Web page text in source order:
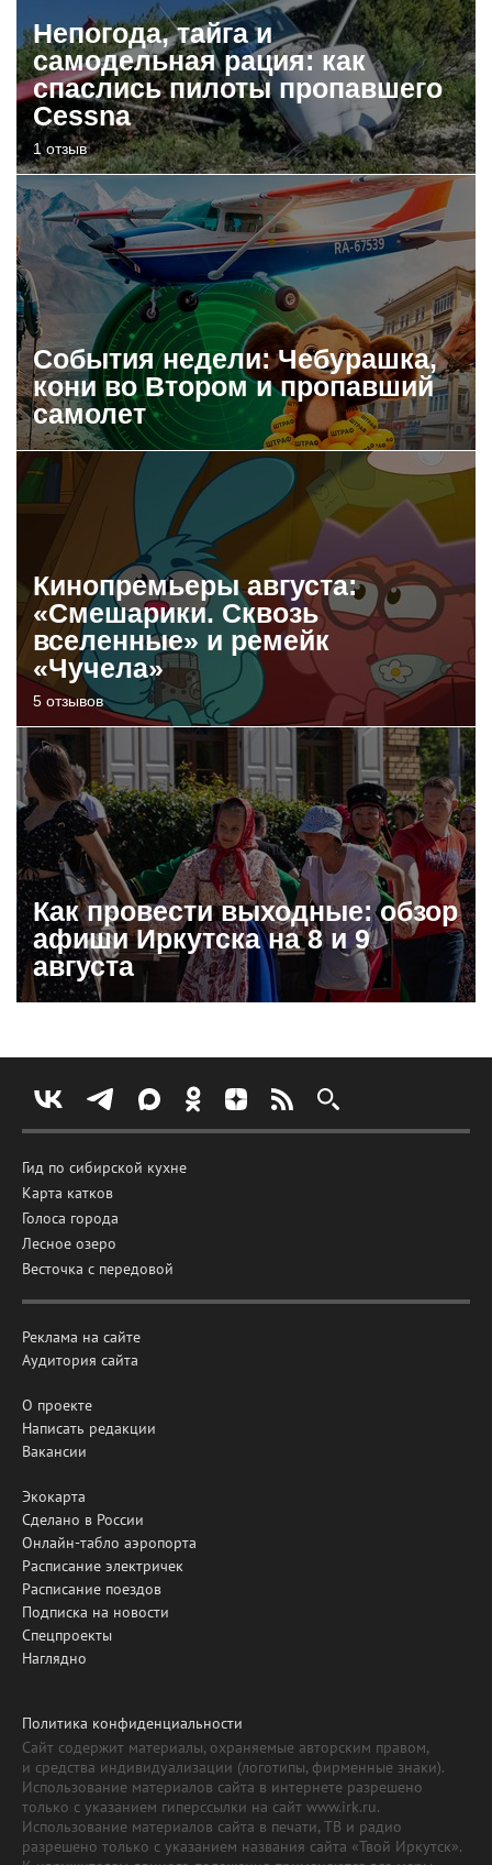
Непогода, тайга и
самодельная рация: как
спаслись пилоты пропавшего
Cessna
1 отзыв
События недели: Чебурашка,
кони во Втором и пропавший
самолет
Кинопремьеры августа:
«Смешарики. Сквозь
вселенные» и ремейк
«Чучела»
5 отзывов
Как провести выходные: обзор
афиши Иркутска на 8 и 9
августа
Гид по сибирской кухне
Карта катков
Голоса города
Лесное озеро
Весточка с передовой
Реклама на сайте
Аудитория сайта
О проекте
Написать редакции
Вакансии
Экокарта
Сделано в России
Онлайн-табло аэропорта
Расписание электричек
Расписание поездов
Подписка на новости
Спецпроекты
Наглядно
Политика конфиденциальности
Сайт содержит материалы, охраняемые авторским правом,
и средства индивидуализации (логотипы, фирменные знаки).
Использование материалов сайта в интернете разрешено
только с указанием гиперссылки на сайт www.irk.ru.
Использование материалов сайта в печати, ТВ и радио
разрешено только с указанием названия сайта «Твой Иркутск».